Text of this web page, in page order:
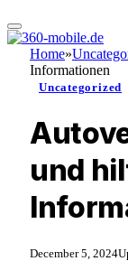
Home»
Informationen
Uncategorized
und
December 5, 2024